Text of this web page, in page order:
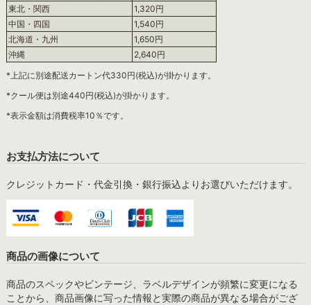
東北・関西
1,320円
中国・四国
1,540円
北海道・九州
1,650円
沖縄
2,640円
*上記に別途配送カートン代330円(税込)が掛かります。
*クール便は別途440円(税込)が掛かります。
*表示金額は消費税率10％です。
お支払方法について
クレジットカード・代金引換・銀行振込よりお選びいただけます。
商品の画像について
商品のスペックやビンテージ、ラベルデザインが頻繁に変更になる
ことから、商品画像に写った情報と実際の商品が異なる場合がござ